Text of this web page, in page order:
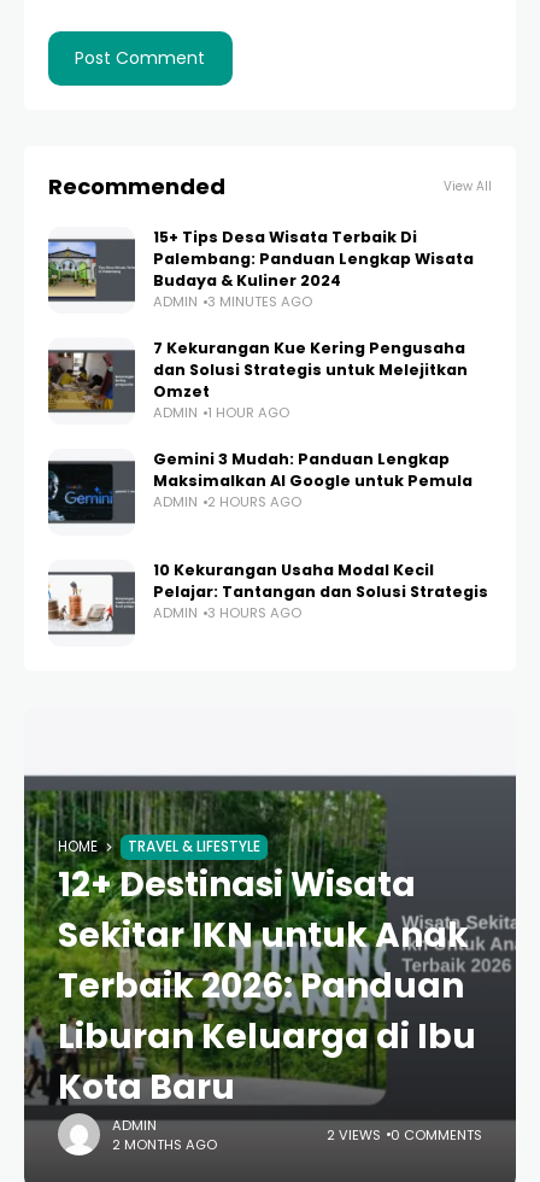
Recommended View All
15+ Tips Desa Wisata Terbaik Di
Palembang: Panduan Lengkap Wisata
Budaya & Kuliner 2024
ADMIN 3 MINUTES AGO
7 Kekurangan Kue Kering Pengusaha
dan Solusi Strategis untuk Melejitkan
Omzet
ADMIN 1 HOUR AGO
Gemini 3 Mudah: Panduan Lengkap
Maksimalkan AI Google untuk Pemula
ADMIN 2 HOURS AGO
10 Kekurangan Usaha Modal Kecil
Pelajar: Tantangan dan Solusi Strategis
ADMIN 3 HOURS AGO
HOME TRAVEL & LIFESTYLE
12+ Destinasi Wisata
Sekitar IKN untuk Anak
Terbaik 2026: Panduan
Liburan Keluarga di Ibu
Kota Baru
ADMIN
2 MONTHS AGO
2 VIEWS 0 COMMENTS